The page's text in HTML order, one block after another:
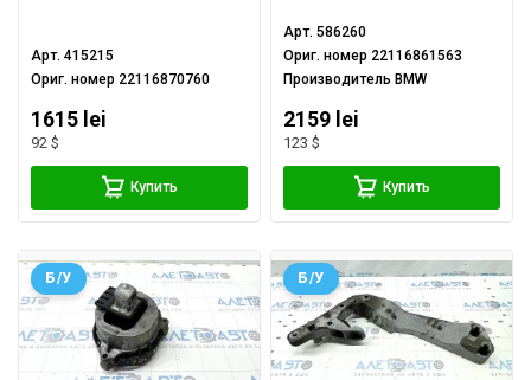
Арт.415215
Ориг. номер 22116870760
1615 lei
92 $
Купить
Арт.586260
Ориг. номер 22116861563
Производитель BMW
2159 lei
123 $
Купить
Б/У Б/У